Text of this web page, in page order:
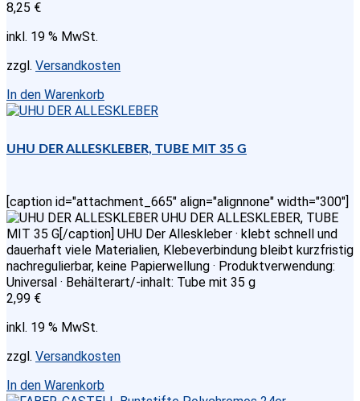
8,25 €
inkl. 19 % MwSt.
zzgl. Versandkosten
In den Warenkorb
UHU DER ALLESKLEBER, TUBE MIT 35 G
[caption id="attachment_665" align="alignnone" width="300"]
UHU DER ALLESKLEBER, TUBE
MIT 35 G[/caption] UHU Der Alleskleber · klebt schnell und
dauerhaft viele Materialien, Klebeverbindung bleibt kurzfristig
nachregulierbar, keine Papierwellung · Produktverwendung:
Universal · Behälterart/-inhalt: Tube mit 35 g
2,99 €
inkl. 19 % MwSt.
zzgl. Versandkosten
In den Warenkorb